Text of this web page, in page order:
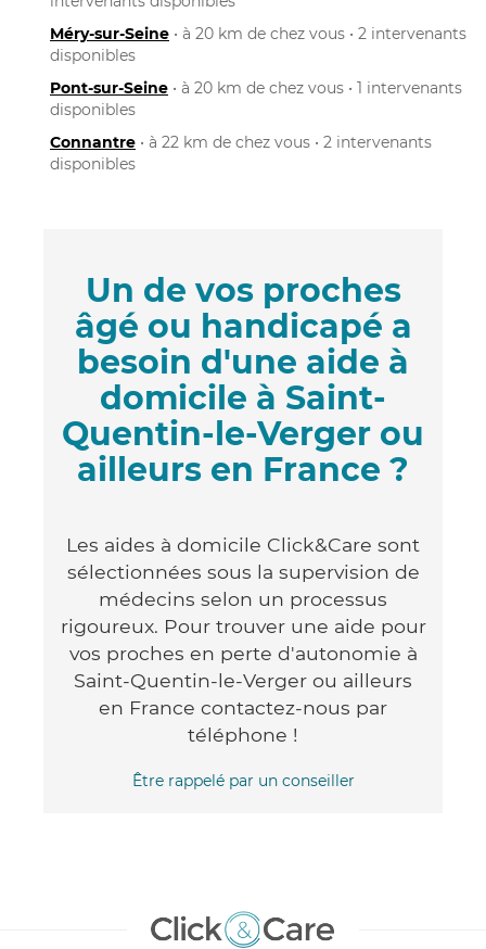
Méry-sur-Seine • à 20 km de chez vous • 2 intervenants
disponibles
Pont-sur-Seine • à 20 km de chez vous • 1 intervenants
disponibles
Connantre • à 22 km de chez vous • 2 intervenants
disponibles
Un de vos proches
âgé ou handicapé a
besoin d'une aide à
domicile à Saint-
Quentin-le-Verger ou
ailleurs en France ?
Les aides à domicile Click&Care sont
sélectionnées sous la supervision de
médecins selon un processus
rigoureux. Pour trouver une aide pour
vos proches en perte d'autonomie à
Saint-Quentin-le-Verger ou ailleurs
en France contactez-nous par
téléphone !
Être rappelé par un conseiller